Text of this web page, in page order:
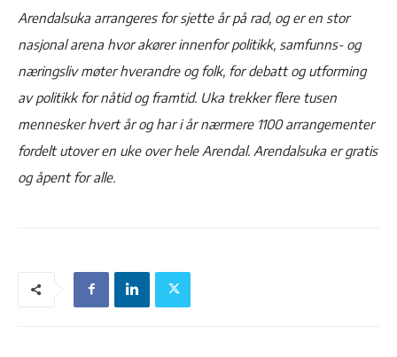
Arendalsuka arrangeres for sjette år på rad, og er en stor
nasjonal arena hvor akører innenfor politikk, samfunns- og
næringsliv møter hverandre og folk, for debatt og utforming
av politikk for nåtid og framtid. Uka trekker flere tusen
mennesker hvert år og har i år nærmere 1100 arrangementer
fordelt utover en uke over hele Arendal. Arendalsuka er gratis
og åpent for alle.